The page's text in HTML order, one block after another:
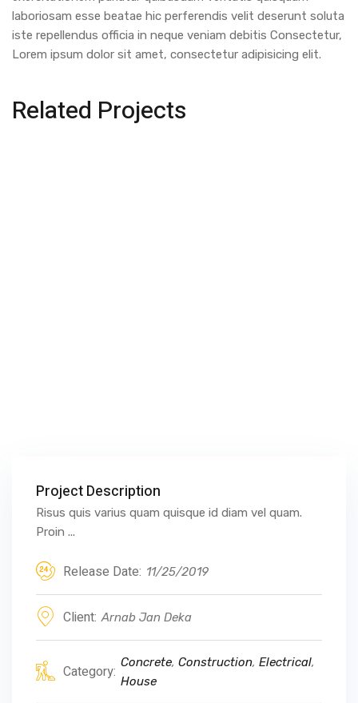
laboriosam esse beatae hic perferendis velit deserunt soluta
iste repellendus officia in neque veniam debitis Consectetur,
Lorem ipsum dolor sit amet, consectetur adipisicing elit.
Related Projects
Project Description
Risus quis varius quam quisque id diam vel quam.
Proin ...
Release Date: 11/25/2019
Client: Arnab Jan Deka
Category: Concrete, Construction, Electrical,
House